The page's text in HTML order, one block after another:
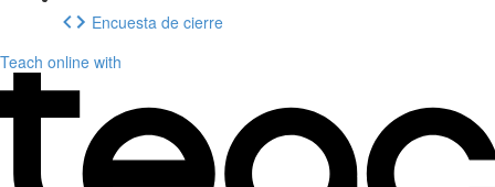
Encuesta de cierre
Teach online with